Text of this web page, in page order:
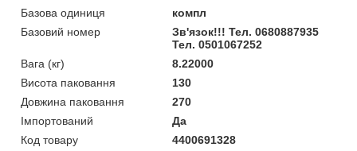
Базова одиниця
компл
Базовий номер
Зв'язок!!! Тел. 0680887935
Тел. 0501067252
Вага (кг)
8.22000
Висота паковання
130
Довжина паковання
270
Імпортований
Да
Код товару
4400691328